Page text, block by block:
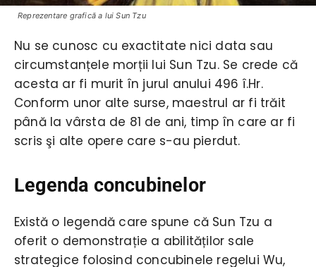
Reprezentare grafică a lui Sun Tzu
Nu se cunosc cu exactitate nici data sau
circumstanțele morții lui Sun Tzu. Se crede că
acesta ar fi murit în jurul anului 496 î.Hr.
Conform unor alte surse, maestrul ar fi trăit
până la vârsta de 81 de ani, timp în care ar fi
scris şi alte opere care s-au pierdut.
Legenda concubinelor
Există o legendă care spune că Sun Tzu a
oferit o demonstrație a abilităților sale
strategice folosind concubinele regelui Wu,